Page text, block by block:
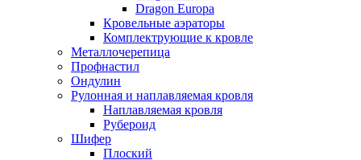
Dragon Europa
Кровельные аэраторы
Комплектрующие к кровле
Металлочерепица
Профнастил
Ондулин
Рулонная и наплавляемая кровля
Наплавляемая кровля
Рубероид
Шифер
Плоский